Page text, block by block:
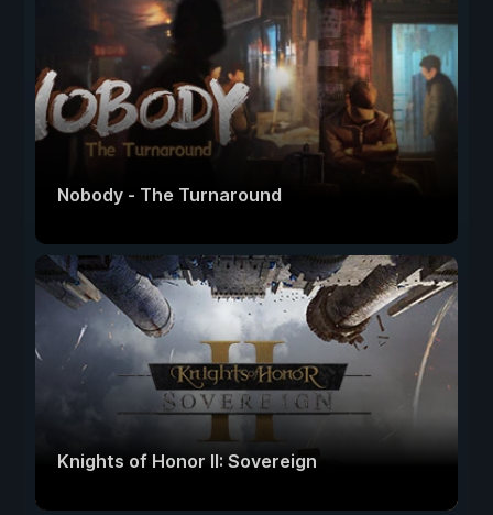
Nobody - The Turnaround
Knights of Honor II: Sovereign